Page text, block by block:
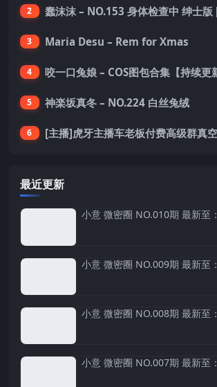
2 蠢沫沫 – NO.153 身体检查中 绅士
3 Maria Desu – Rem for Xmas
4 咬一口兔娘 – COS图包合集【持续更
5 神楽坂真冬 – NO.224 白丝兔绒
6
最近更新
小意 微密圈 NO.010期 最新至
小意 微密圈 NO.009期 最新至
小意 微密圈 NO.008期 最新至
小意 微密圈 NO.007期 最新至